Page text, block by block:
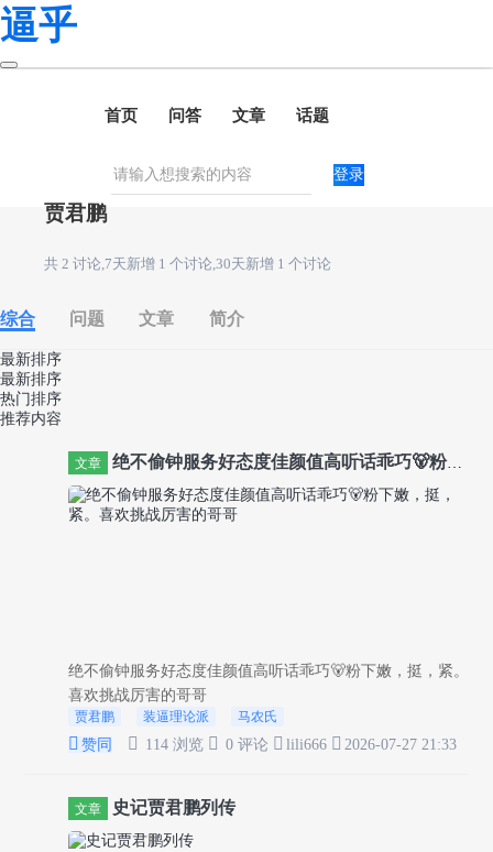
逼乎
首页 问答 文章 话题
登录
贾君鹏
共 2 讨论,7天新增 1 个讨论,30天新增 1 个讨论
综合 问题 文章 简介
最新排序
最新排序
热门排序
推荐内容
文章 绝不偷钟服务好态度佳颜值高听话乖巧🐻粉下嫩，挺，紧。喜欢挑战厉害的哥哥
绝不偷钟服务好态度佳颜值高听话乖巧🐻粉下嫩，挺，紧。
喜欢挑战厉害的哥哥
贾君鹏 装逼理论派 马农氏
 赞同  114 浏览  0 评论  lili666  2026-07-27 21:33
文章 史记贾君鹏列传